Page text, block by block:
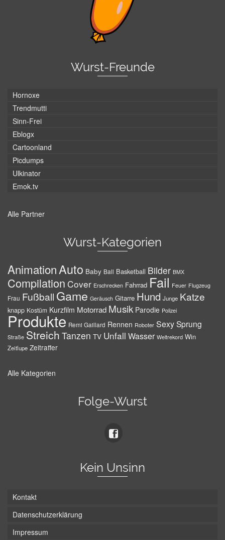
Wurst-Freunde
Hornoxe
Trendmutti
Sinn-Frei
Eblogx
Cartoonland
Picdumps
Ulkinator
Emok.tv
Alle Partner
Wurst-Kategorien
AnimationAuto Baby Ball Basketball Bilder BMX
Compilation Cover Erschrecken Fahrrad Fail Feuer Flugzeug
Frau Fußball Game Geräusch Gitarre Hund Junge Katze
knapp Kostüm Kurzfilm Motorrad Musik Parodie Polizei
Produkte Remi Gaillard Rennen Roboter SexySprung
Straße Streich Tanzen TV Unfall Wasser Weltrekord Win
Zeitlupe Zeitraffer
Alle Kategorien
Folge-Wurst
Kein Unsinn
Kontakt
Datenschutzerklärung
Impressum